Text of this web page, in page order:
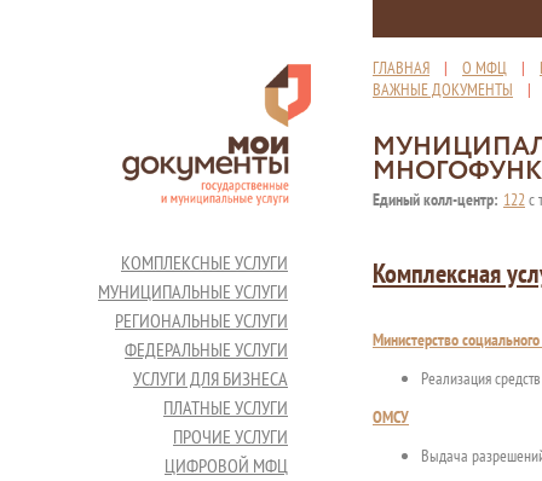
ГЛАВНАЯ | О МФЦ |
ВАЖНЫЕ ДОКУМЕНТЫ
Единый колл-центр: 122с
КОМПЛЕКСНЫЕ УСЛУГИ
МУНИЦИПАЛЬНЫЕ УСЛУГИ
РЕГИОНАЛЬНЫЕ УСЛУГИ
ФЕДЕРАЛЬНЫЕ УСЛУГИ
УСЛУГИ ДЛЯ БИЗНЕСА
ПЛАТНЫЕ УСЛУГИ
ПРОЧИЕ УСЛУГИ
ЦИФРОВОЙ МФЦ
Комплексная
Министерство
Реализация
ОМСУ
Выдача